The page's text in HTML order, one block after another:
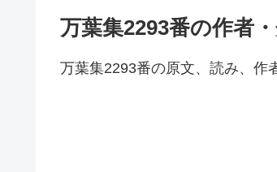
万葉集2293番の作者
万葉集2293番の原文、読み、作